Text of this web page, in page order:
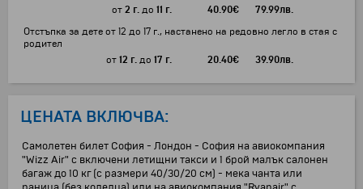
от 2 г.до 11 г. 40.90€ 79.99лв.
Отстъпка за дете от 12 до 17 г., настанено на редовно легло в стая с
родител
от 12 г.до 17 г. 20.40€ 39.90лв.
ЦЕНАТА ВКЛЮЧВА:
Самолетен билет София - Лондон - София на авиокомпания
"Wizz Air" с включени летищни такси и 1 брой малък салонен
багаж до 10 кг (с размери 40/30/20 см) - мека чанта или